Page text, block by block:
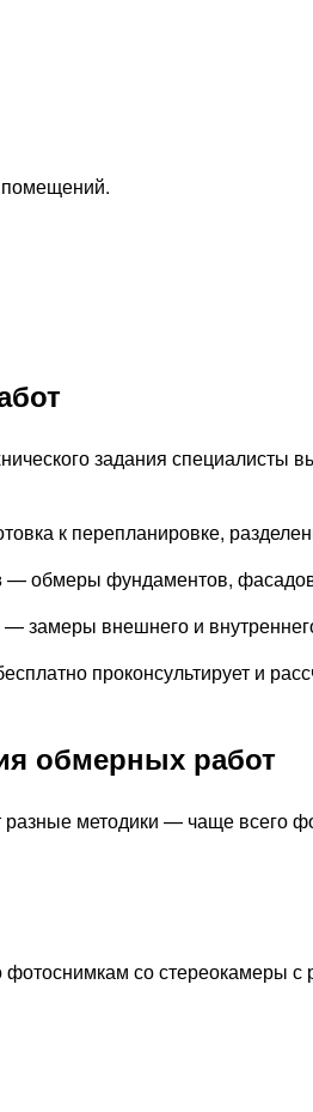
задания
к перепланировке,
— обмеры фундаментов, фасадов,
— замеры внешнего и
проконсультирует и
обмерных работ
методики — чаще всего
со стереокамеры